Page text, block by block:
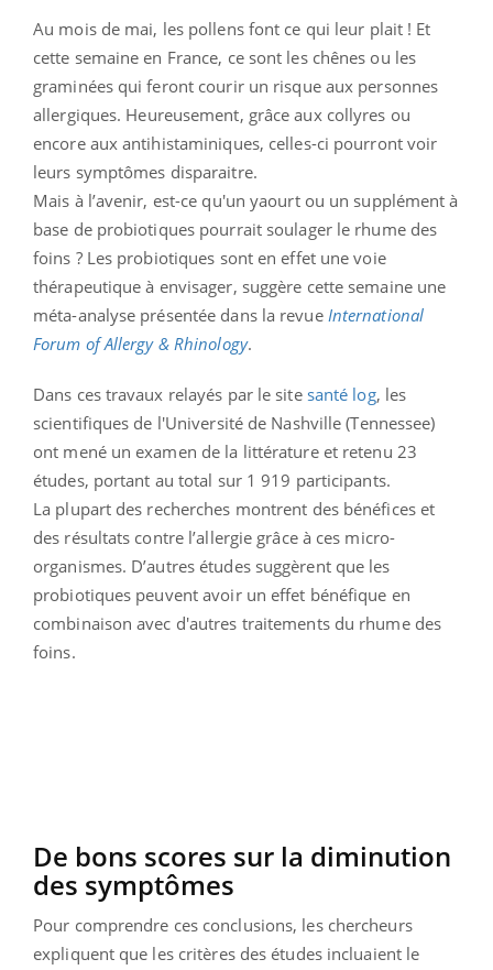
Au mois de mai, les pollens font ce qui leur plait ! Et
cette semaine en France, ce sont les chênes ou les
graminées qui feront courir un risque aux personnes
allergiques. Heureusement, grâce aux collyres ou
encore aux antihistaminiques, celles-ci pourront voir
leurs symptômes disparaitre.
Mais à l’avenir, est-ce qu'un yaourt ou un supplément à
base de probiotiques pourrait soulager le rhume des
foins ? Les probiotiques sont en effet une voie
thérapeutique à envisager, suggère cette semaine une
méta-analyse présentée dans la revue International
Forum of Allergy & Rhinology.
Dans ces travaux relayés par le site santé log, les
scientifiques de l'Université de Nashville (Tennessee)
ont mené un examen de la littérature et retenu 23
études, portant au total sur 1 919 participants.
La plupart des recherches montrent des bénéfices et
des résultats contre l’allergie grâce à ces micro-
organismes. D’autres études suggèrent que les
probiotiques peuvent avoir un effet bénéfique en
combinaison avec d'autres traitements du rhume des
foins.
De bons scores sur la diminution
des symptômes
Pour comprendre ces conclusions, les chercheurs
expliquent que les critères des études incluaient le